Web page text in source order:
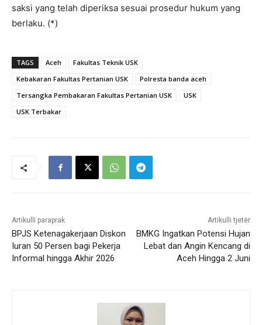
saksi yang telah diperiksa sesuai prosedur hukum yang
berlaku. (*)
TAGS Aceh
Fakultas Teknik USK
Kebakaran Fakultas Pertanian USK
Polresta banda aceh
Tersangka Pembakaran Fakultas Pertanian USK
USK
USK Terbakar
Artikulli paraprak
BPJS Ketenagakerjaan Diskon
Iuran 50 Persen bagi Pekerja
Informal hingga Akhir 2026
Artikulli tjetër
BMKG Ingatkan Potensi Hujan
Lebat dan Angin Kencang di
Aceh Hingga 2 Juni